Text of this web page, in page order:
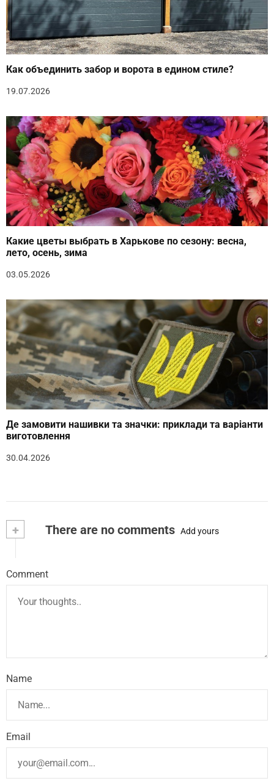
Как объединить забор и ворота в едином стиле?
19.07.2026
Какие цветы выбрать в Харькове по сезону: весна,
лето, осень, зима
03.05.2026
Де замовити нашивки та значки: приклади та варіанти
виготовлення
30.04.2026
+ There are no comments Add yours
Comment
Name
Email